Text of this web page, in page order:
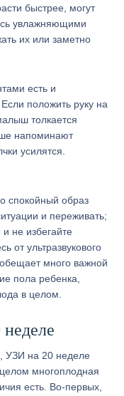
быстрее, могут
увлажняющими
их или заметно
есть и
положить руку на
толкается
напоминают
усилятся.
спокойный образ
и переживать;
не избегайте
от ультразвукового
много важной
пола ребенка,
в целом.
УЗИ на 20 неделе
многоплодная
есть. Во-первых,